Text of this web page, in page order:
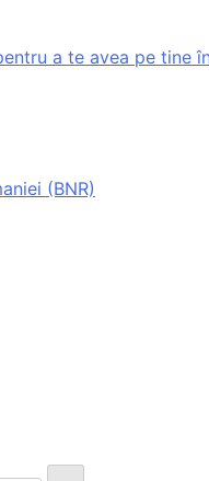
a te avea pe tine
(BNR)